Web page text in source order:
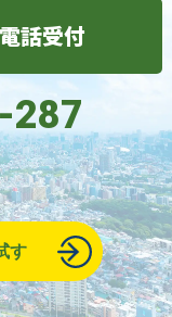
話受付
287
す